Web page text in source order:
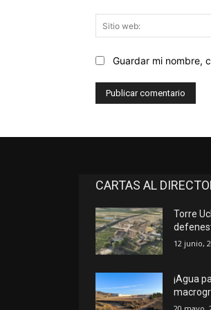
Guardar mi nombre,
CARTAS AL
Torre
12 junio,
¡Agua